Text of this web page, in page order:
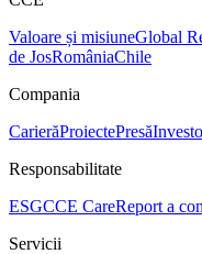
Valoare și misiuneGlobal
de JosRomâniaChile
Compania
CarierăProiectePresă
Responsabilitate
ESGCCE CareReport a
Servicii